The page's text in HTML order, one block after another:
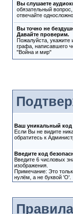
Вы слушаете
обязательный
отвечайте односложно
Вы точно не
Давайте проверим.
Пожалуйста,
графа, написавшего
"Война и мир"
Ваш уникальный код
Если Вы не видите
обратитесь к
Введите код
Введите 6 числовых
изображения.
Примечание: Это
нулём, а не буквой 'O'.